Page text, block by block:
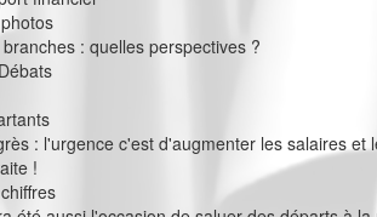
: quelles perspectives ?
: l'urgence c'est d'augmenter les salaires et
!